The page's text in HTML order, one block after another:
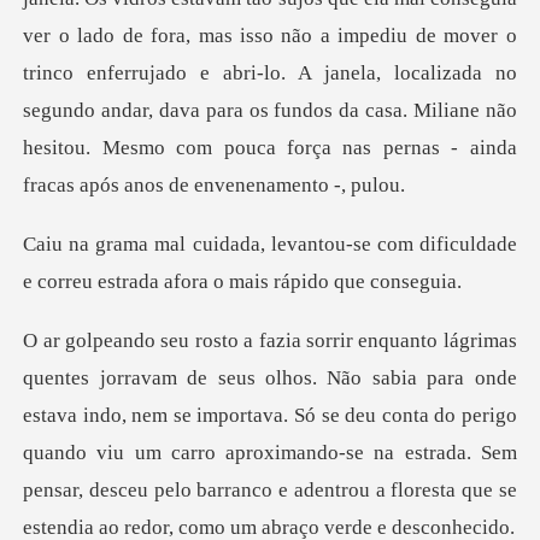
de fora, mas isso não a impediu de mover o
trinco enferrujado e abri-lo. A janela, localizada no
segundo andar, dava para o
-se com dificuldade
e correu estrad
estava indo, nem se importava. Só se deu conta do perigo
quando viu um carro aproximando-se na estrada. Sem
pe